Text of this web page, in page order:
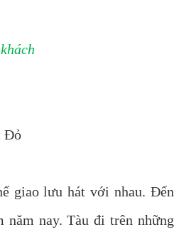
Đỏ
giao lưu hát với nhau. Đến
nay. Tàu đi trên những